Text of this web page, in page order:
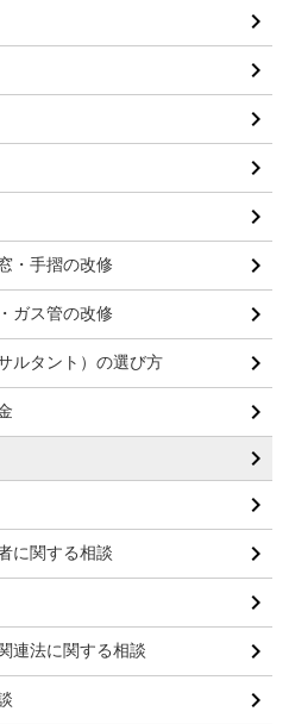
・手摺の改修
ガス管の改修
ルタント）の選び方
に関する相談
連法に関する相談